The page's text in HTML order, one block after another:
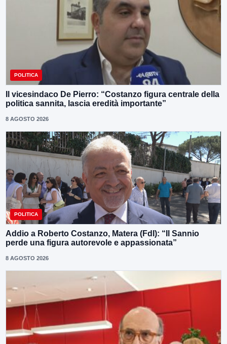
POLITICA
Il vicesindaco De Pierro: “Costanzo figura centrale della
politica sannita, lascia eredità importante”
8 AGOSTO 2026
POLITICA
Addio a Roberto Costanzo, Matera (FdI): “Il Sannio
perde una figura autorevole e appassionata”
8 AGOSTO 2026